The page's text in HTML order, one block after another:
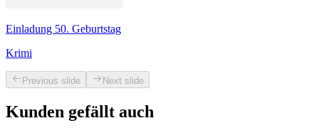
Einladung 50. Geburtstag
Krimi
Previous slide Next slide
Kunden gefällt auch